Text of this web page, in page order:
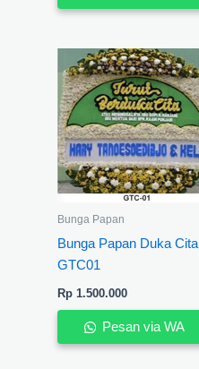
Bunga Papan
Bunga Papan Duka Cita
GTC01
Rp1.500.000
Pesan via WA